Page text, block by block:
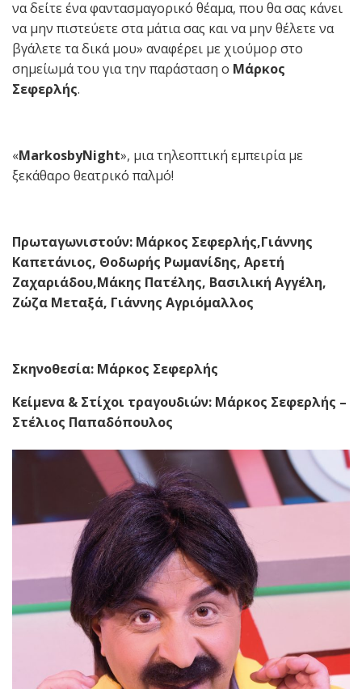
να δείτε ένα φαντασμαγορικό θέαμα, που θα σας κάνει
να μην πιστεύετε στα μάτια σας και να μην θέλετε να
βγάλετε τα δικά μου» αναφέρει με χιούμορ στο
σημείωμά του για την παράσταση ο Μάρκος
Σεφερλής.
«MarkosbyNight», μια τηλεοπτική εμπειρία με
ξεκάθαρο θεατρικό παλμό!
Πρωταγωνιστούν: Μάρκος Σεφερλής,Γιάννης
Καπετάνιος, Θοδωρής Ρωμανίδης, Αρετή
Ζαχαριάδου,Μάκης Πατέλης, Βασιλική Αγγέλη,
Ζώζα Μεταξά, Γιάννης Αγριόμαλλος
Σκηνοθεσία: Μάρκος Σεφερλής
Κείμενα & Στίχοι τραγουδιών: Μάρκος Σεφερλής –
Στέλιος Παπαδόπουλος